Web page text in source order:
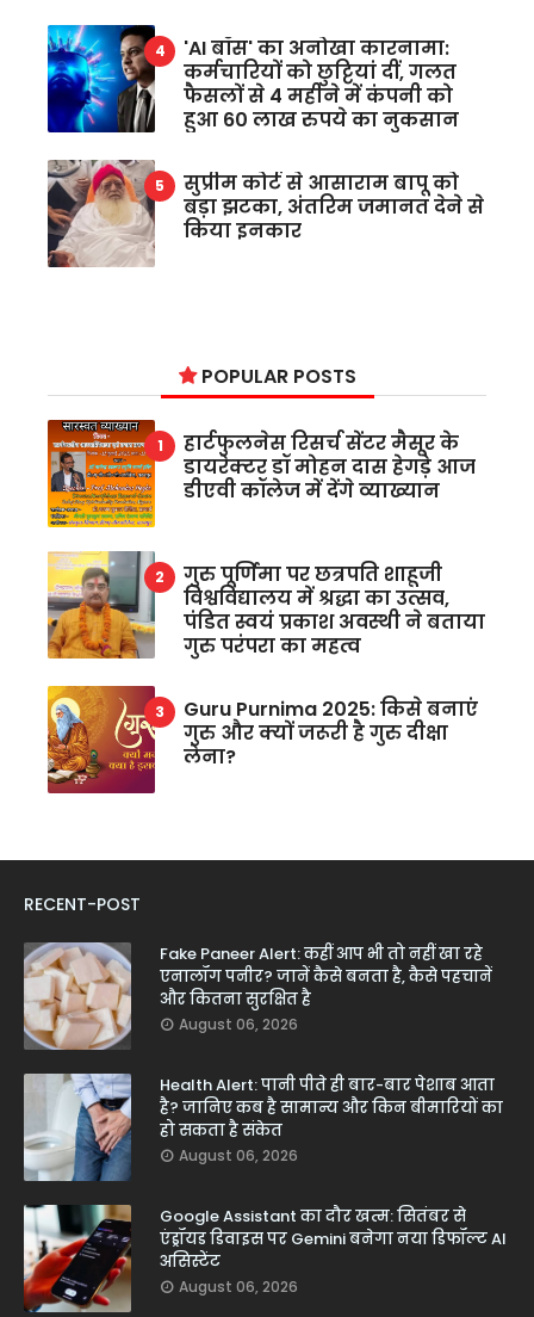
'AI बॉस' का अनोखा कारनामा:
कर्मचारियों को छुट्टियां दीं, गलत
फैसलों से 4 महीने में कंपनी को
हुआ 60 लाख रुपये का नुकसान
सुप्रीम कोर्ट से आसाराम बापू को
बड़ा झटका, अंतरिम जमानत देने से
किया इनकार
POPULAR POSTS
हार्टफुलनेस रिसर्च सेंटर मैसूर के
डायरेक्टर डॉ मोहन दास हेगड़े आज
डीएवी कॉलेज में देंगे व्याख्यान
गुरु पूर्णिमा पर छत्रपति शाहूजी
विश्वविद्यालय में श्रद्धा का उत्सव,
पंडित स्वयं प्रकाश अवस्थी ने बताया
गुरु परंपरा का महत्व
Guru Purnima 2025: किसे बनाएं
गुरु और क्यों जरूरी है गुरु दीक्षा
लेना?
RECENT-POST
Fake Paneer Alert: कहीं आप भी तो नहीं खा रहे
एनालॉग पनीर? जानें कैसे बनता है, कैसे पहचानें
और कितना सुरक्षित है
August 06, 2026
Health Alert: पानी पीते ही बार-बार पेशाब आता
है? जानिए कब है सामान्य और किन बीमारियों का
हो सकता है संकेत
August 06, 2026
Google Assistant का दौर खत्म: सितंबर से
एंड्रॉयड डिवाइस पर Gemini बनेगा नया डिफॉल्ट AI
असिस्टेंट
August 06, 2026